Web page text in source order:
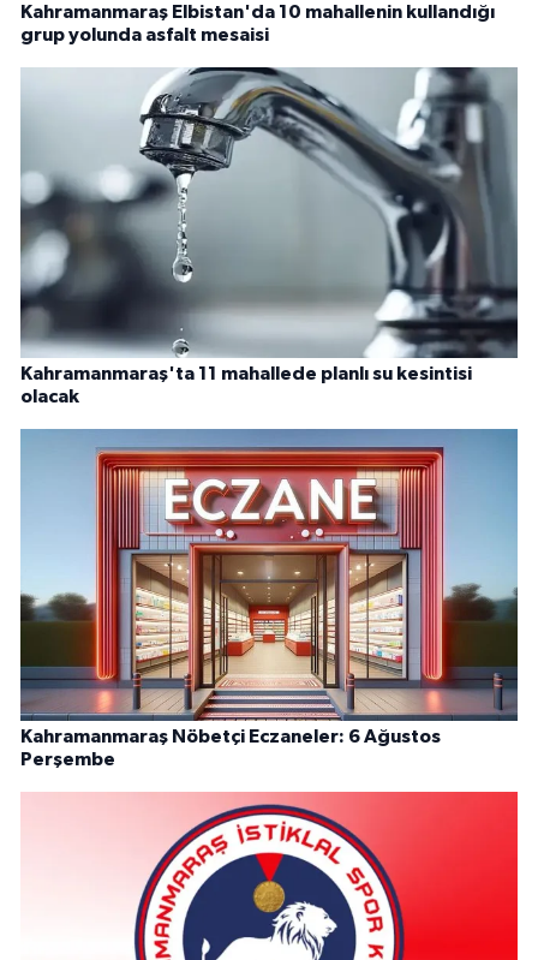
Kahramanmaraş Elbistan'da 10 mahallenin kullandığı
grup yolunda asfalt mesaisi
Kahramanmaraş'ta 11 mahallede planlı su kesintisi
olacak
Kahramanmaraş Nöbetçi Eczaneler: 6 Ağustos
Perşembe